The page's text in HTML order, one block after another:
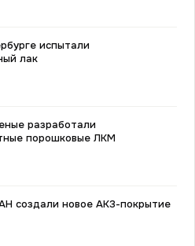
испытали
лак
разработали
порошковые ЛКМ
создали новое АКЗ-покрытие